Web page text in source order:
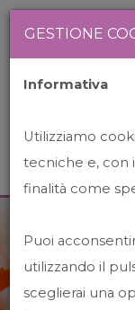
GESTIONE
Informativa
Utilizziamo
tecniche e, con
finalità come
Puoi
utilizzando il
sceglierai una